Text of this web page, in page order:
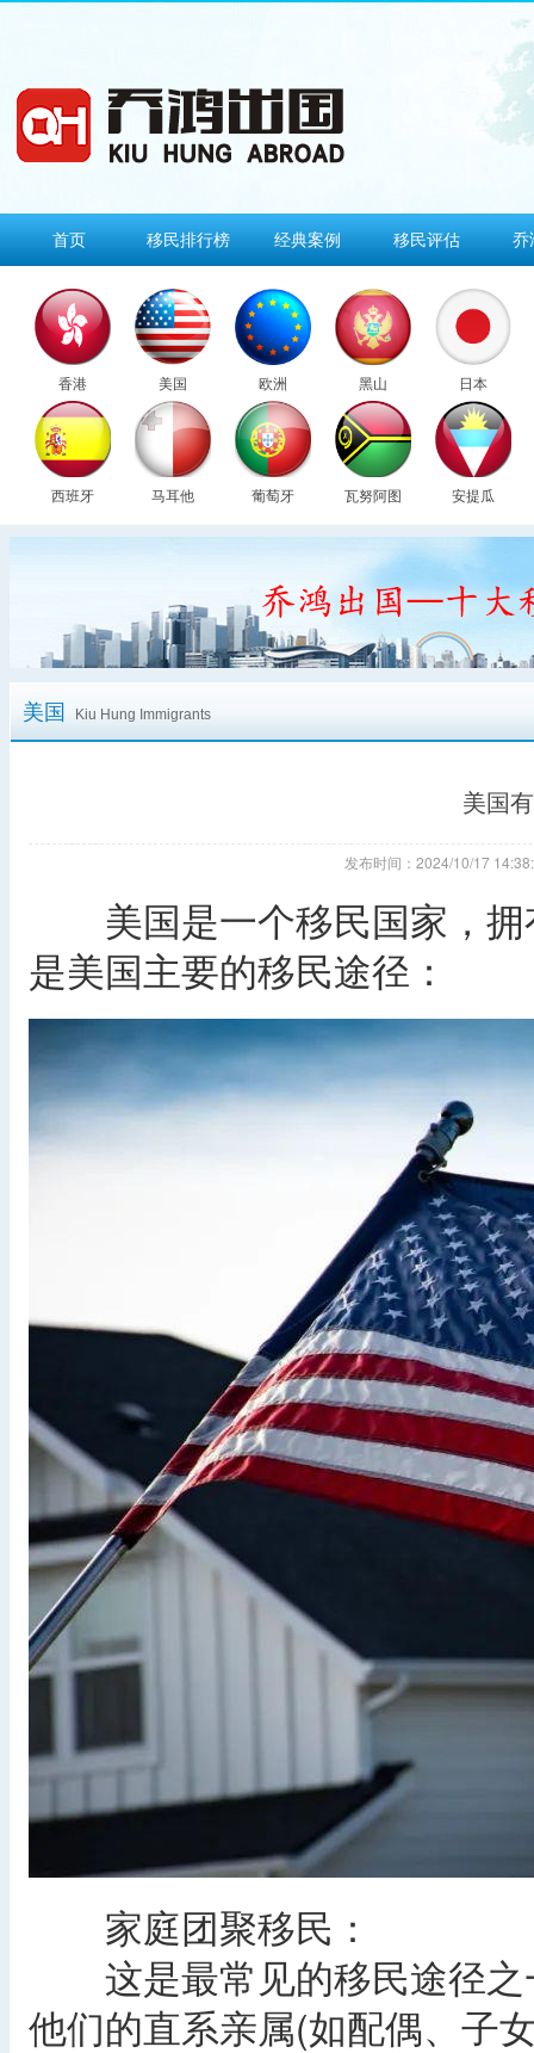
首页 移民排行榜 经典案例 移民评估 乔
香港 美国 欧洲 黑山 日本
西班牙 马耳他 葡萄牙 瓦努阿图 安提瓜
美国 Kiu Hung Immigrants
美国
发布时间：2024/10/17
美国是一个移民国家，拥
是美国主要的移民途径：
‌家庭团聚移民‌：
这是最常见的移民途径之
他们的直系亲属(如配偶、子